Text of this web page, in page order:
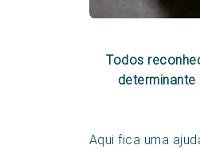
Todos
Aqui fica uma